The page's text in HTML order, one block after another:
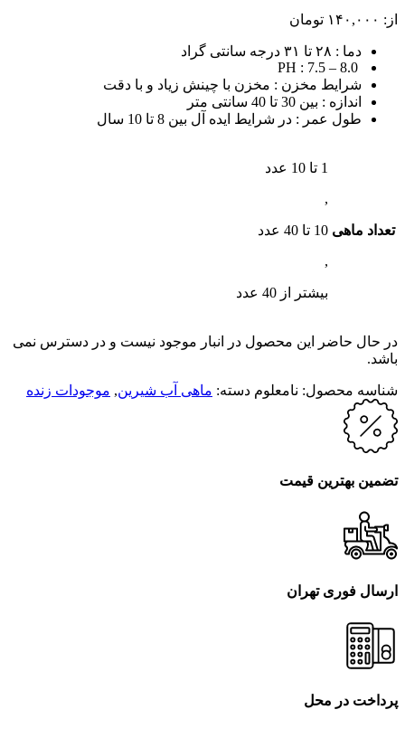
از: ۱۴۰,۰۰۰ تومان
دما : ۲۸ تا ۳۱ درجه سانتی گراد
شرایط مخزن : مخزن با چینش زیاد و با دقت
اندازه : بین 30 تا 40 سانتی متر
طول عمر : در شرایط ایده آل بین 8 تا 10 سال
تعداد ماهی
1 تا 10 عدد
,
10 تا 40 عدد
,
بیشتر از 40 عدد
در حال حاضر این محصول در انبار موجود نیست و در دسترس نمی
باشد.
شناسه محصول: نامعلوم دسته: ماهی آب شیرین, موجودات زنده
تضمین بهترین قیمت
ارسال فوری تهران
پرداخت در محل